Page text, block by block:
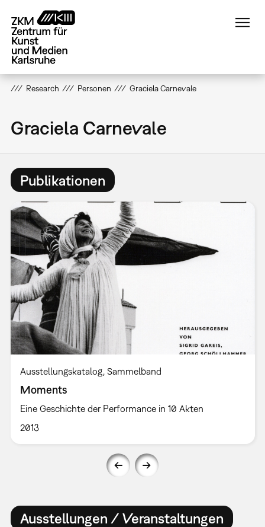
zum
Inhalt
Research Personen Graciela Carnevale
Graciela Carnevale
Publikationen
Ausstellungskatalog Sammelband
Moments
Eine Geschichte der Performance in 10 Akten
2013
Ausstellungen / Veranstaltungen